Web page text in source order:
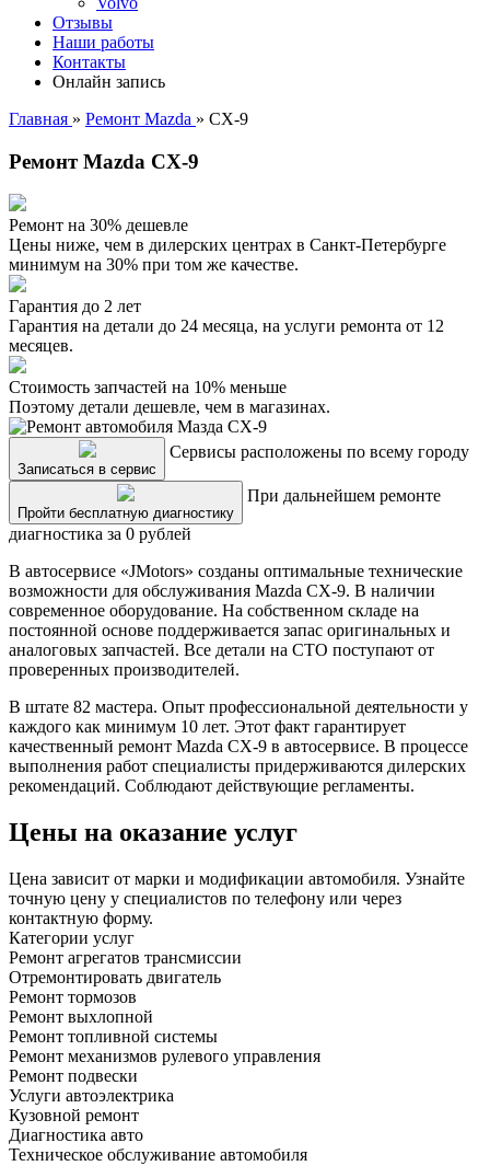
Отзывы
Наши работы
Контакты
Онлайн запись
Главная » Ремонт Mazda » CX-9
Ремонт Mazda CX-9
Ремонт на 30% дешевле
Цены ниже, чем в дилерских центрах в Санкт-Петербурге
минимум на 30% при том же качестве.
Гарантия до 2 лет
Гарантия на детали до 24 месяца, на услуги ремонта от 12
месяцев.
Стоимость запчастей на 10% меньше
Поэтому детали дешевле, чем в магазинах.
Записаться в сервис
Сервисы расположены по всему городу
Пройти бесплатную диагностику
При дальнейшем ремонте
диагностика за 0 рублей
В автосервисе «JMotors» созданы оптимальные технические
возможности для обслуживания Mazda CX-9. В наличии
современное оборудование. На собственном складе на
постоянной основе поддерживается запас оригинальных и
аналоговых запчастей. Все детали на СТО поступают от
проверенных производителей.
В штате 82 мастера. Опыт профессиональной деятельности у
каждого как минимум 10 лет. Этот факт гарантирует
качественный ремонт Mazda CX-9 в автосервисе. В процессе
выполнения работ специалисты придерживаются дилерских
рекомендаций. Соблюдают действующие регламенты.
Цены на оказание услуг
Цена зависит от марки и модификации автомобиля. Узнайте
точную цену у специалистов по телефону или через
контактную форму.
Категории услуг
Ремонт агрегатов трансмиссии
Отремонтировать двигатель
Ремонт тормозов
Ремонт выхлопной
Ремонт топливной системы
Ремонт механизмов рулевого управления
Ремонт подвески
Услуги автоэлектрика
Кузовной ремонт
Диагностика авто
Техническое обслуживание автомобиля